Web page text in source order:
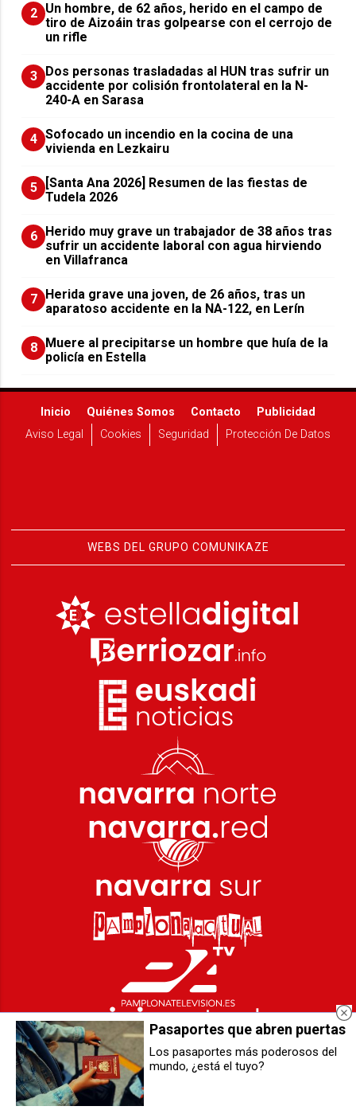
2 Un hombre, de 62 años, herido en el campo de
tiro de Aizoáin tras golpearse con el cerrojo de
un rifle
3
​Dos personas trasladadas al HUN tras sufrir un
accidente por colisión frontolateral en la N-
240-A en Sarasa
4 Sofocado un incendio en la cocina de una
vivienda en Lezkairu
5
[Santa Ana 2026] Resumen de las fiestas de
Tudela 2026
6
Herido muy grave un trabajador de 38 años tras
sufrir un accidente laboral con agua hirviendo
en Villafranca
7
Herida grave una joven, de 26 años, tras un
aparatoso accidente en la NA-122, en Lerín
8
Muere al precipitarse un hombre que huía de la
policía en Estella
Inicio Quiénes Somos Contacto
Publicidad
Aviso Legal
Cookies Seguridad Protección De Datos
WEBS DEL GRUPO COMUNIKAZE
Nace la iniciativa ‘Pamplona es
moda / Iruña moda da’ para
visibilizar el sector y dinamizar el
comercio local
La nueva ley de Transparencia de
Pasaportes que abren puertas
Los pasaportes más poderosos del
mundo, ¿está el tuyo?